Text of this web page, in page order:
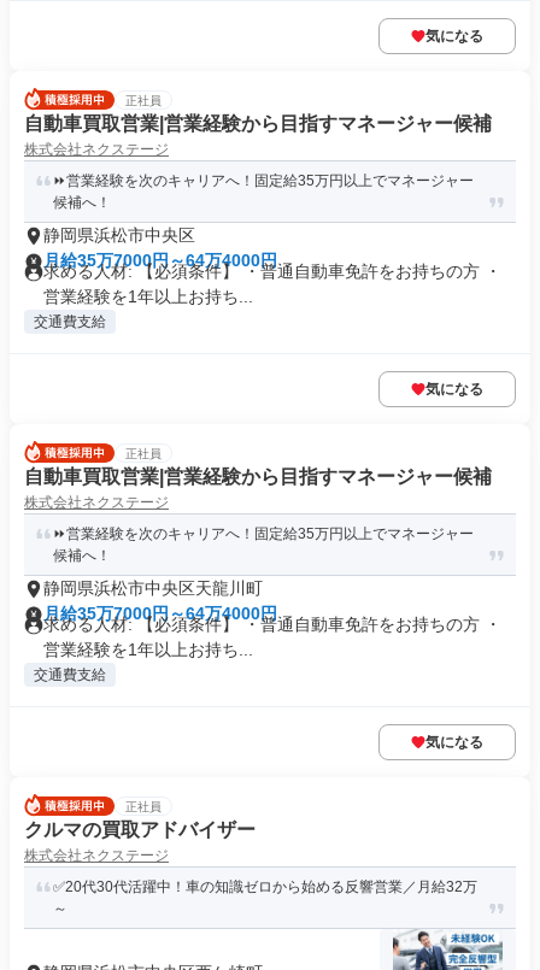
気になる
正社員
自動車買取営業|営業経験から目指すマネージャー候補
株式会社ネクステージ
⏩️営業経験を次のキャリアへ！固定給35万円以上でマネージャー
候補へ！
静岡県浜松市中央区
月給35万7000円～64万4000円
求める人材: 【必須条件】 ・普通自動車免許をお持ちの方 ・
営業経験を1年以上お持ち...
交通費支給
気になる
正社員
自動車買取営業|営業経験から目指すマネージャー候補
株式会社ネクステージ
⏩️営業経験を次のキャリアへ！固定給35万円以上でマネージャー
候補へ！
静岡県浜松市中央区天龍川町
月給35万7000円～64万4000円
求める人材: 【必須条件】 ・普通自動車免許をお持ちの方 ・
営業経験を1年以上お持ち...
交通費支給
気になる
正社員
クルマの買取アドバイザー
株式会社ネクステージ
✅20代30代活躍中！車の知識ゼロから始める反響営業／月給32万
～